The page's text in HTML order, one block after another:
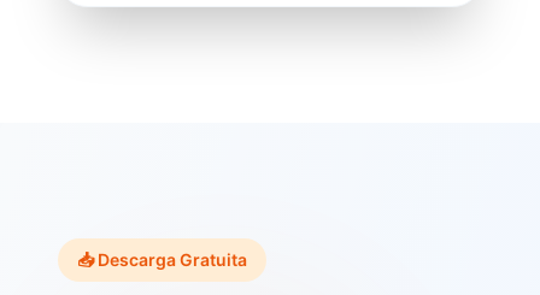
📥 Descarga Gratuita